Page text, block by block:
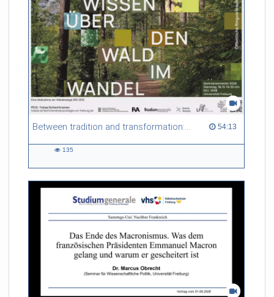
Nutzen und den Risiken nach, die mit den alten, vertrauten
Waldgeschichten einhergehen.
Referent/in:
Prof. Dr. Ulrich
Schraml (Direktor FVA Freiburg)
Between tradition and transformation: how owners, advisers and institutions co-create knowledge for resilient forests in Europe 54:13
54:13 duration
135